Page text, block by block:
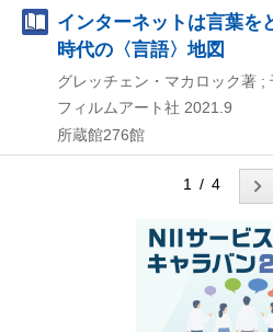
インターネットは言葉を
時代の〈言語〉地図
グレッチェン・マカロック著 ;
フィルムアート社 2021.9
所蔵館276館
1 / 4